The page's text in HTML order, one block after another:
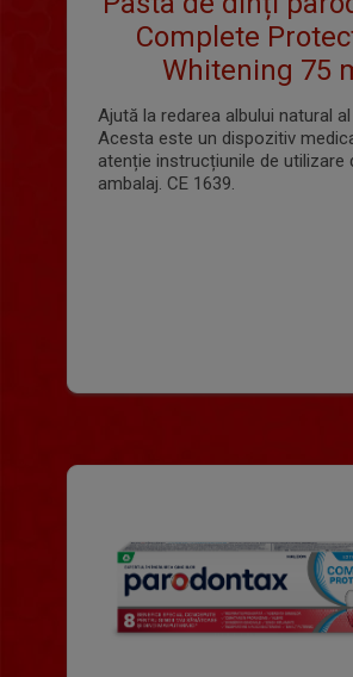
Complete
Whitening 75
Ajută la redarea albului natural
Acesta este un dispozitiv
atenție instrucțiunile de utilizare
ambalaj. CE 1639.